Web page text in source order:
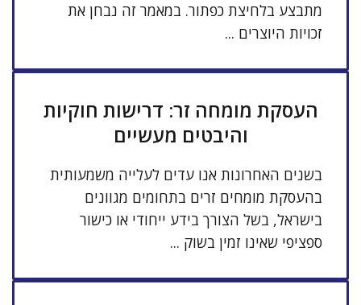
מתבצע בלחיצת כפתור. במאמר זה נבחן את
זכויות היוצרים ...
העסקת מומחה זר: דרישות חוקיות
והיבטים מעשיים
בשנים האחרונות אנו עדים לעלייה משמעותית
בהעסקת מומחים זרים בתחומים מגוונים
בישראל, בשל הצורך בידע ייחודי או כישור
ספציפי שאינו זמין בשוק ...